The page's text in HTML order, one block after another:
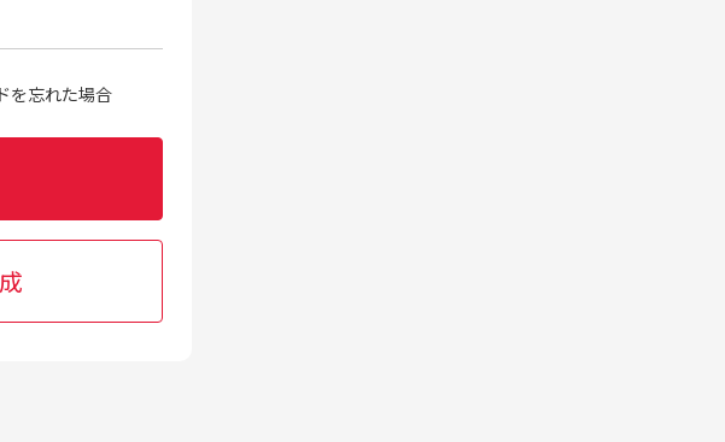
を忘れた場合